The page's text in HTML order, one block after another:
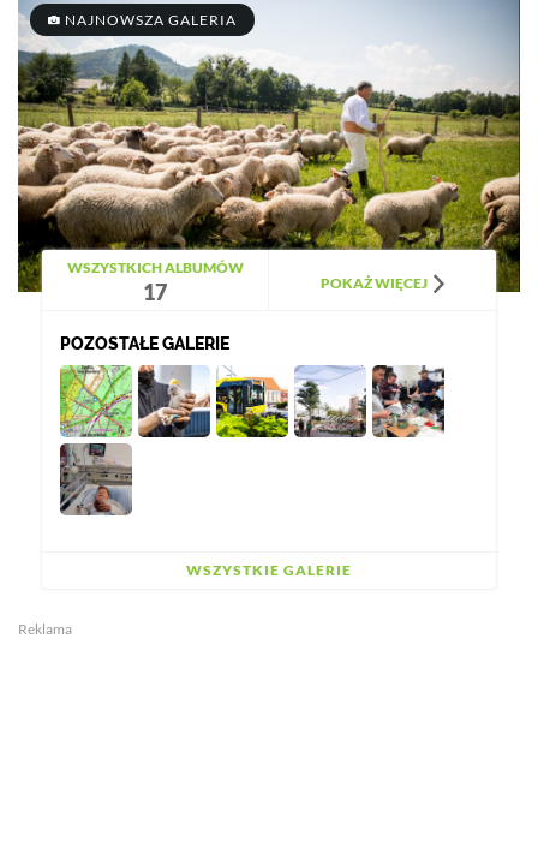
NAJNOWSZA GALERIA
WSZYSTKICH ALBUMÓW
17 POKAŻ WIĘCEJ
POZOSTAŁE GALERIE
WSZYSTKIE GALERIE
Reklama